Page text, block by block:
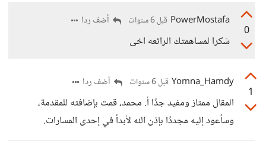
0
PowerMostafa قبل 6 سنوات أضف ردا
شكرا لمساهمتك الرائعه اخى
1
Yomna_Hamdy قبل 6 سنوات أضف ردا
المقال ممتاز ومفيد جدًا أ. محمد، قمت بإضافته للمقدمة،
وسأعود إليه مجددًا بإذن الله لأبدأ في إحدى المسارات.